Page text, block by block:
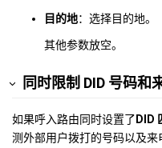
目的地：选择目的地。
其他参数放空。
同时限制 DID 号码和
如果呼入路由同时设置了 DID
测外部用户拨打的号码以及